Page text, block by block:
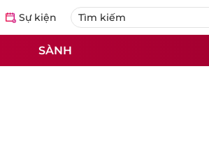
Sự kiện
SÀNH